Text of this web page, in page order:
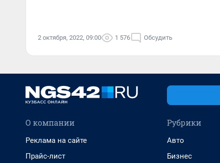
2 октября, 2022, 09:00 1 576 Обсудить
О компании
Реклама на сайте
Прайс-лист
Рубрики
Авто
Бизнес